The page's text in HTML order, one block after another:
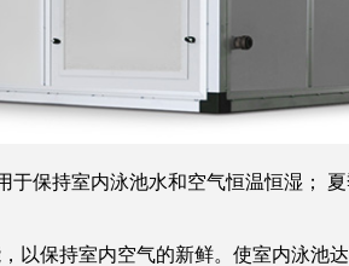
持室内泳池水和空气恒温恒湿；
保持室内空气的新鲜。使室内泳池达